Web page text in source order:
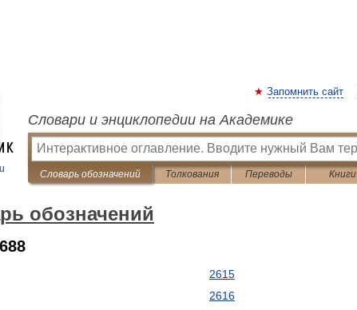
Запомнить сайт
Словари и энциклопедии на Академике
Словарь обозначений Толкования Переводы Книги
обозначений
2615
2616